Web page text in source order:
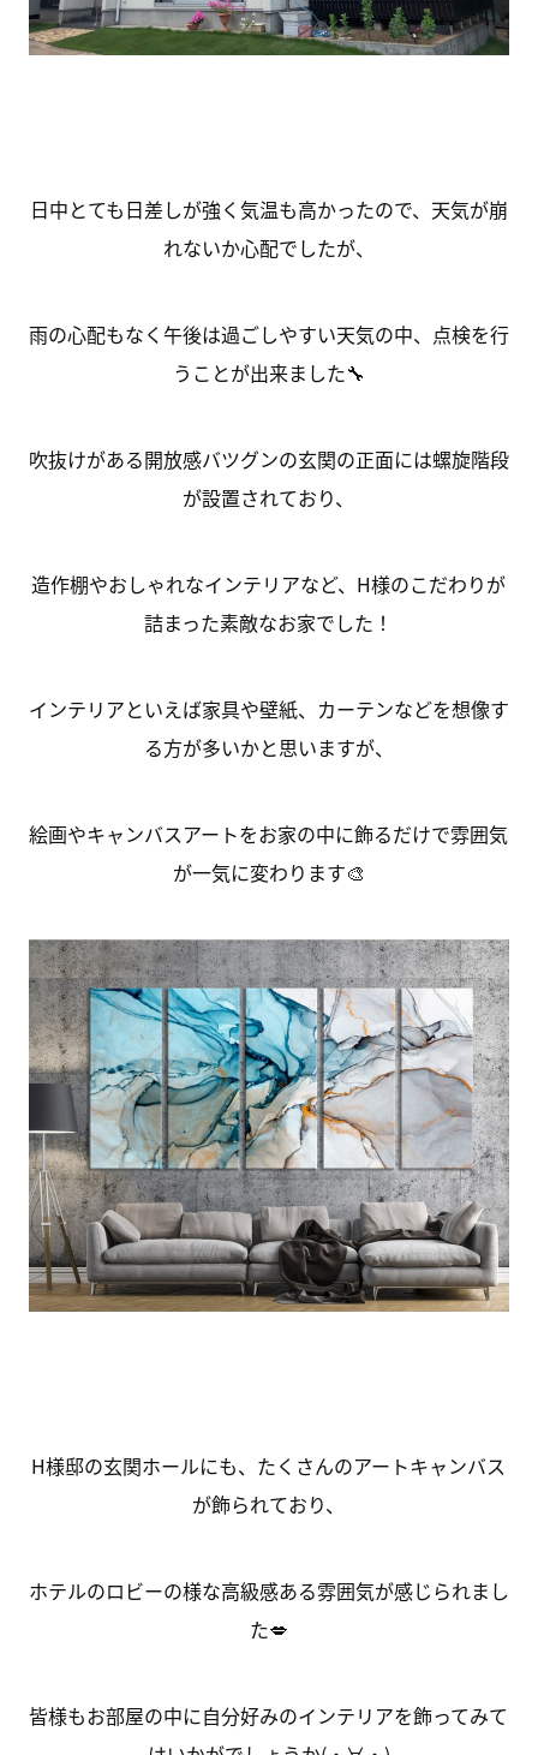
日中とても日差しが強く気温も高かったので、天気が崩
れないか心配でしたが、
雨の心配もなく午後は過ごしやすい天気の中、点検を行
うことが出来ました🔧
吹抜けがある開放感バツグンの玄関の正面には螺旋階段
が設置されており、
造作棚やおしゃれなインテリアなど、H様のこだわりが
詰まった素敵なお家でした！
インテリアといえば家具や壁紙、カーテンなどを想像す
る方が多いかと思いますが、
絵画やキャンバスアートをお家の中に飾るだけで雰囲気
が一気に変わります🎨
H様邸の玄関ホールにも、たくさんのアートキャンバス
が飾られており、
ホテルのロビーの様な高級感ある雰囲気が感じられまし
た💋
皆様もお部屋の中に自分好みのインテリアを飾ってみて